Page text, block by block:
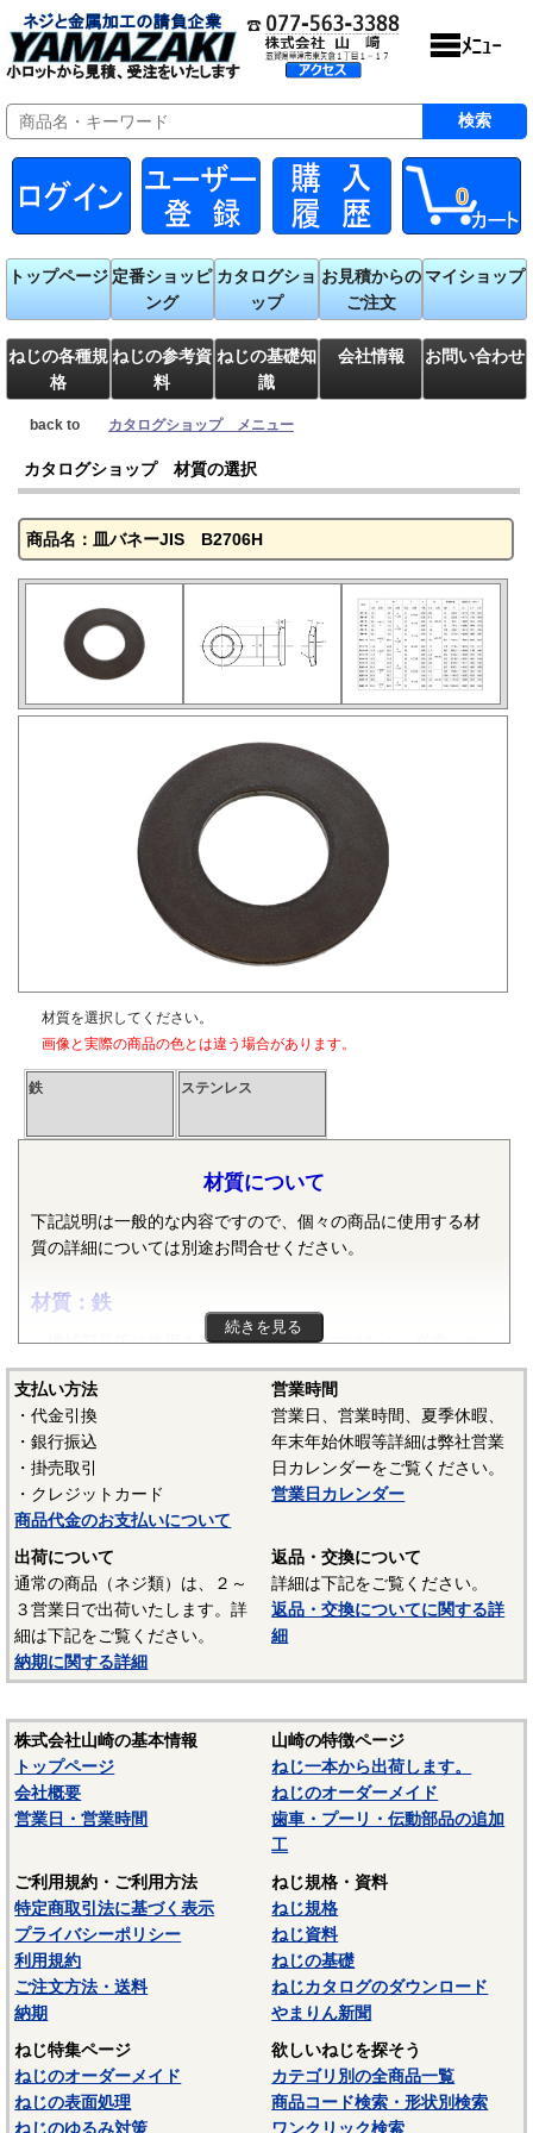
0
トップページ 定番ショッピ
ング
カタログショ
ップ
お見積からの
ご注文
マイショップ
ねじの各種規
格
ねじの参考資
料
ねじの基礎知
識
会社情報 お問い合わせ
back to カタログショップ メニュー
カタログショップ 材質の選択
商品名：皿バネーJIS B2706H
材質を選択してください。
画像と実際の商品の色とは違う場合があります。
鉄 ステンレス
材質について
下記説明は一般的な内容ですので、個々の商品に使用する材
質の詳細については別途お問合せください。
材質：鉄
機械部品等に使用される鉄は純粋な鉄ではなく、炭素・ケ
イ素・マンガン・リン・硫黄等の元素が含まれた普通鋼や普
通鋼に特殊な元素が加えられた特殊鋼が使用されます。ボル
ト、小ねじ、タッピンねじ、ナット、リベット等では冷間圧
造用炭素鋼線（SWCH）がよく使用されます。平座金等は冷
間圧延鋼板（SPCC）等、ばね座金等は硬鋼線（SWRH）等、
スプリングピンや歯付き座金等はみがき特殊帯鋼（S60CM～
S70CM）等でメーカーや製品毎で様々な材質が使用されてい
ます。当サイトでは特定の材質表記がない場合は、これらの
鉄鋼材料を一般名称の「鉄」と表記しています。
材質：ステンレス（SUS303、SUS304、XM7等）
オーステナイト系ステンレスは粘りが強く加工硬化が起き
れます。代表的な鋼種にSUS304があり、ねじに多く使われて
いるのは、SUS304に銅を添加して冷間加工性を向上した
SUSXM7という材質がよく使われます。またピン類等には切
削加工性を向上したSUS303が使用されます。
マルテンサイト系ステンレスは、スプリングピン（ロール
て硬化できるが、錆びが発生しやすいデメリットがありま
す。当サイトでは特定の材質表記がない場合は、これらのス
テンレス材料を一般名称の「ステンレス」と表記していま
す。
－－－－－－－－－－－－－－－
☆ねじに使用される材料については下記ページにも掲載して
います。ご参照ください。
〇鉄鋼材料
続きを見る
支払い方法
・代金引換
・銀行振込
・掛売取引
・クレジットカード
商品代金のお支払いについて
営業時間
営業日、営業時間、夏季休暇、
年末年始休暇等詳細は弊社営業
日カレンダーをご覧ください。
営業日カレンダー
出荷について
通常の商品（ネジ類）は、２～
３営業日で出荷いたします。詳
細は下記をご覧ください。
納期に関する詳細
返品・交換について
詳細は下記をご覧ください。
返品・交換についてに関する詳
細
株式会社山崎の基本情報
トップページ
会社概要
営業日・営業時間
山崎の特徴ページ
ねじ一本から出荷します。
ねじのオーダーメイド
歯車・プーリ・伝動部品の追加
工
ご利用規約・ご利用方法
特定商取引法に基づく表示
プライバシーポリシー
利用規約
ご注文方法・送料
納期
ねじ規格・資料
ねじ規格
ねじ資料
ねじの基礎
ねじカタログのダウンロード
やまりん新聞
ねじ特集ページ
ねじのオーダーメイド
ねじの表面処理
ねじのゆるみ対策
欲しいねじを探そう
カテゴリ別の全商品一覧
商品コード検索・形状別検索
ワンクリック検索